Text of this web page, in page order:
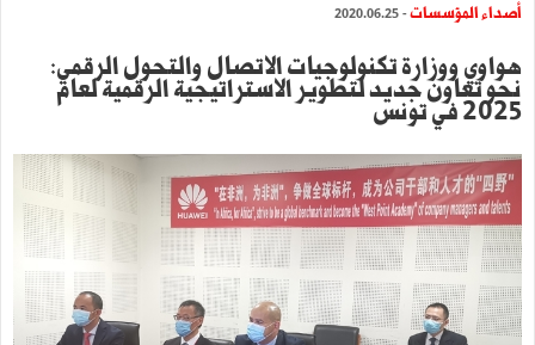
أصداء المؤسسات- 2020.06.25
هواوي ووزارة تكنولوجيات الاتصال والتحول الرقمي:
نحو تعاون جديد لتطوير الاستراتيجية الرقمية لعام
2025 في تونس